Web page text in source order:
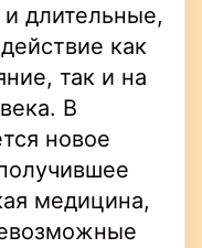
длительные,
как
так и на
В
новое
медицина,